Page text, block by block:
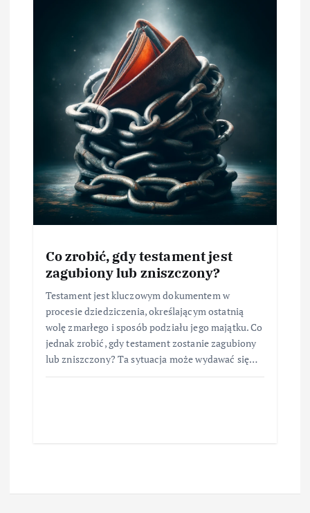
Co zrobić, gdy testament jest
zagubiony lub zniszczony?
Testament jest kluczowym dokumentem w
procesie dziedziczenia, określającym ostatnią
wolę zmarłego i sposób podziału jego majątku. Co
jednak zrobić, gdy testament zostanie zagubiony
lub zniszczony? Ta sytuacja może wydawać się…